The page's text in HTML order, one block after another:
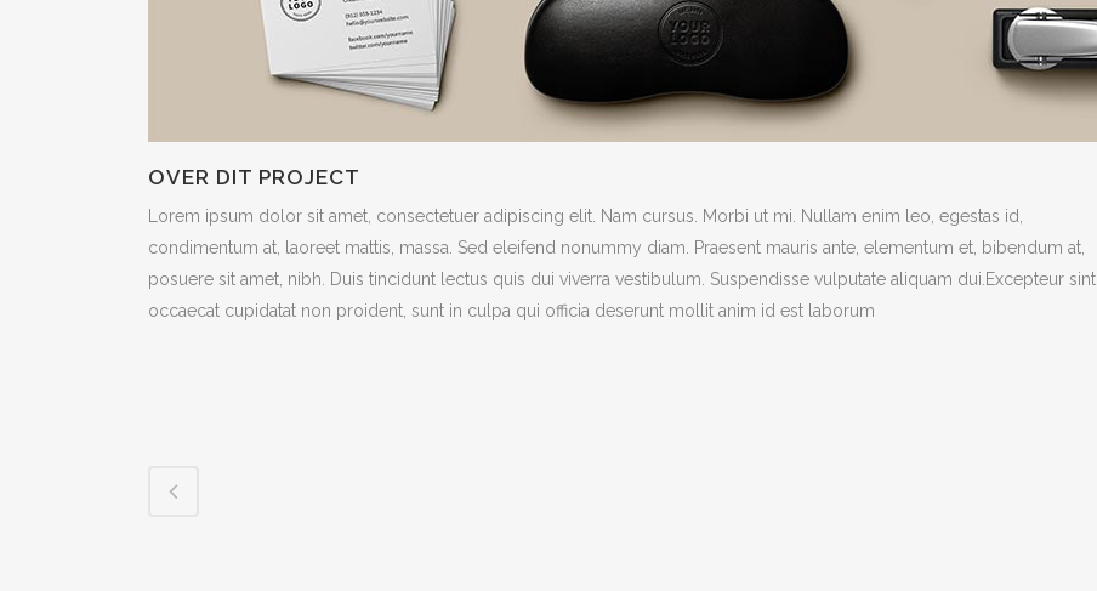
OVER DIT PROJECT
Lorem ipsum dolor sit amet, consectetuer adipiscing elit. Nam cursus. Morbi ut mi. Nullam enim leo, egestas id,
condimentum at, laoreet mattis, massa. Sed eleifend nonummy diam. Praesent mauris ante, elementum et, bibendum at,
posuere sit amet, nibh. Duis tincidunt lectus quis dui viverra vestibulum. Suspendisse vulputate aliquam dui.Excepteur sint
occaecat cupidatat non proident, sunt in culpa qui officia deserunt mollit anim id est laborum